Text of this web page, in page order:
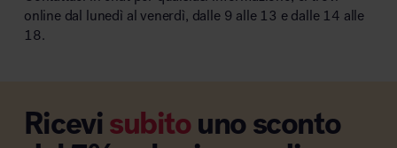
online dal lunedì al venerdì, dalle 9 alle 13 e dalle 14 alle
18.
Ricevisubitouno sconto